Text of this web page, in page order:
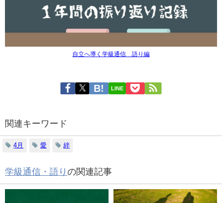
自立へ導く学級通信 語り編
LINE
関連キーワード
4月 愛 絆
学級通信・語り の関連記事